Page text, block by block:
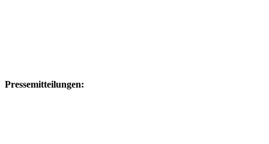
Pressemitteilungen: